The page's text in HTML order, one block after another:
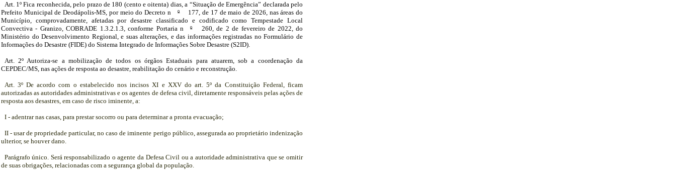
Art. 1º Fica reconhecida, pelo prazo de 180 (cento e oitenta) dias, a “Situação de Emergência” declarada pelo
Prefeito Municipal de Deodápolis-MS, por meio do Decreto n
º
177, de 17 de maio de 2026, nas áreas do
Município, comprovadamente, afetadas por desastre classificado e codificado como Tempestade Local
Convectiva - Granizo, COBRADE 1.3.2.1.3, conforme Portaria n
º
260, de 2 de fevereiro de 2022, do
Ministério do Desenvolvimento Regional, e suas alterações, e das informações registradas no Formulário de
Informações do Desastre (FIDE) do Sistema Integrado de Informações Sobre Desastre (S2ID).
Art. 2º Autoriza-se a mobilização de todos os órgãos Estaduais para atuarem, sob a coordenação da
CEPDEC/MS, nas ações de resposta ao desastre, reabilitação do cenário e reconstrução.
Art. 3º De acordo com o estabelecido nos incisos XI e XXV do art. 5º da Constituição Federal, ficam
autorizadas as autoridades administrativas e os agentes de defesa civil, diretamente responsáveis pelas ações de
resposta aos desastres, em caso de risco iminente, a:
I - adentrar nas casas, para prestar socorro ou para determinar a pronta evacuação;
II - usar de propriedade particular, no caso de iminente perigo público, assegurada ao proprietário indenização
ulterior, se houver dano.
Parágrafo único. Será responsabilizado o agente da Defesa Civil ou a autoridade administrativa que se omitir
de suas obrigações, relacionadas com a segurança global da população.